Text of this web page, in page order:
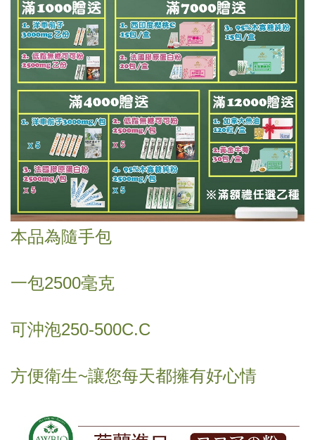
本品為隨手包
一包2500毫克
可沖泡250-500C.C
方便衛生~讓您每天都擁有好心情